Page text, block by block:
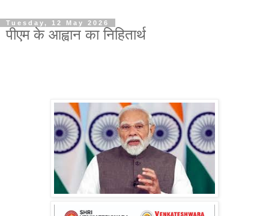
Tuesday, 12 May 2026
पीएम के आह्वान का निहितार्थ